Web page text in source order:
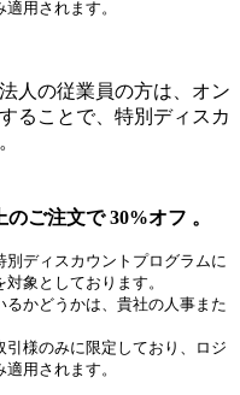
用されます。
人の従業員の方は、オン
ることで、特別ディスカ
ご注文で 30%オフ 。
ディスカウントプログラムに
象としております。
かどうかは、貴社の人事また
様のみに限定しており、ロジ
用されます。